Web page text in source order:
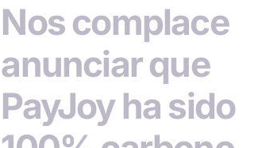
Nos complace
anunciar que
PayJoy ha sido